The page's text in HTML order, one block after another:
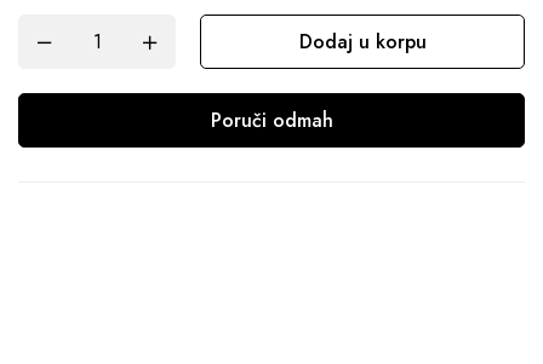
Dodaj u korpu
Poruči odmah